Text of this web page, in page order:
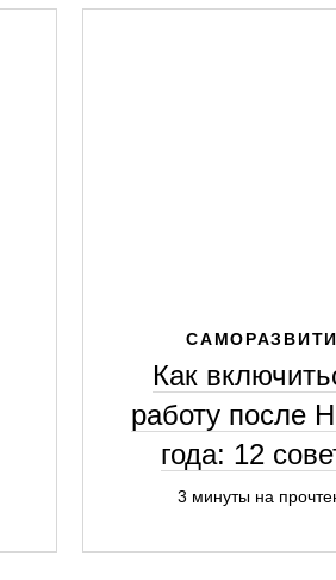
Как
работу после
года: 12
3 минуты на